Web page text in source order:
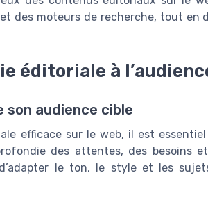
des moteurs de recherche, tout en
éditoriale à
audience cible
efficace sur le web, il est
des attentes, des besoins
le ton, le style et les